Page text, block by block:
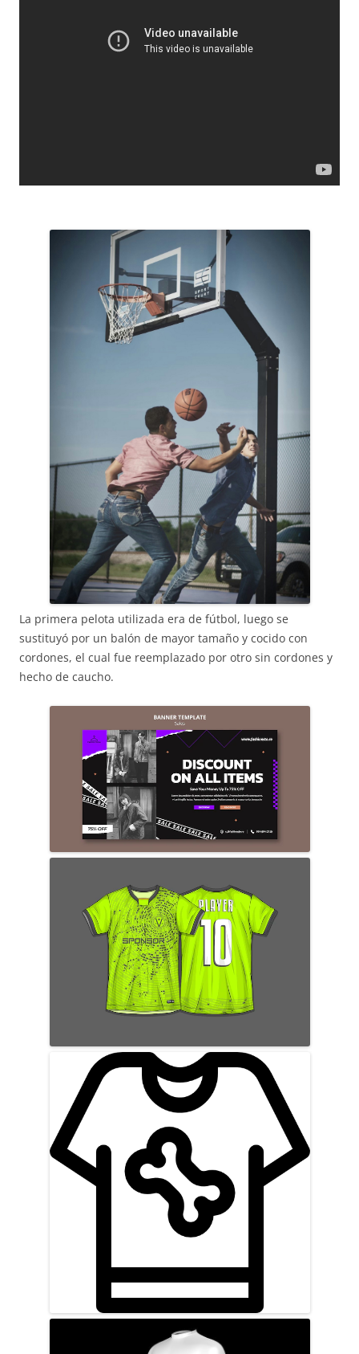
La primera pelota utilizada era de fútbol, luego se
sustituyó por un balón de mayor tamaño y cocido con
cordones, el cual fue reemplazado por otro sin cordones y
hecho de caucho.